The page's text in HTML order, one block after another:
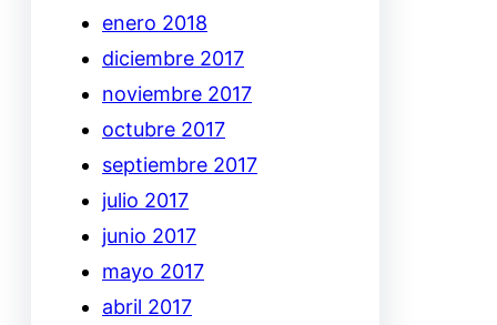
enero 2018
diciembre 2017
noviembre 2017
octubre 2017
septiembre 2017
julio 2017
junio 2017
mayo 2017
abril 2017